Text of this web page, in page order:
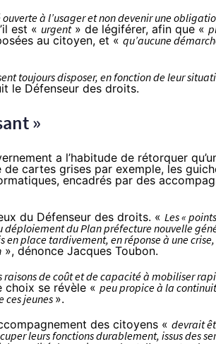
à l’usager et non devenir une
est « urgent» de légiférer, afin que «
au citoyen, et « qu’aucune
toujours disposer, en fonction de leur
le Défenseur des droits.
»
a l’habitude de rétorquer
de cartes grises par exemple, les
encadrés par des
du Défenseur des droits. « Les «
du Plan préfecture nouvelle
place tardivement, en réponse à une crise,
», dénonce Jacques Toubon.
raisons de coût et de capacité à mobiliser
choix se révèle « peu propice à la
ces jeunes ».
des citoyens « devrait
leurs fonctions durablement, issus des